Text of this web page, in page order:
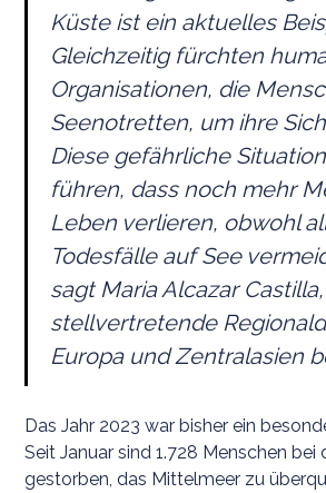
Küste ist ein aktuelles
Gleichzeitig fürchten
Organisationen, die
Seenotretten, um ihre
Diese gefährliche
führen, dass noch mehr
Leben verlieren, obwohl
Todesfälle auf See
sagt Maria Alcazar Castilla,
stellvertretende
Europa und Zentralasien
Das Jahr 2023 war bisher ein
Seit Januar sind 1.728 Menschen bei
gestorben, das Mittelmeer zu